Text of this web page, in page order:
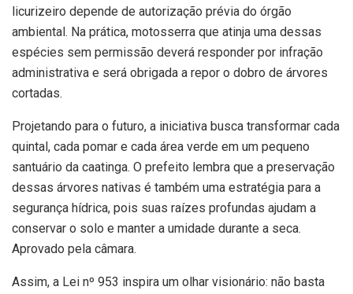
licurizeiro depende de autorização prévia do órgão
ambiental. Na prática, motosserra que atinja uma dessas
espécies sem permissão deverá responder por infração
administrativa e será obrigada a repor o dobro de árvores
cortadas.
Projetando para o futuro, a iniciativa busca transformar cada
quintal, cada pomar e cada área verde em um pequeno
santuário da caatinga. O prefeito lembra que a preservação
dessas árvores nativas é também uma estratégia para a
segurança hídrica, pois suas raízes profundas ajudam a
conservar o solo e manter a umidade durante a seca.
Aprovado pela câmara.
Assim, a Lei nº 953 inspira um olhar visionário: não basta